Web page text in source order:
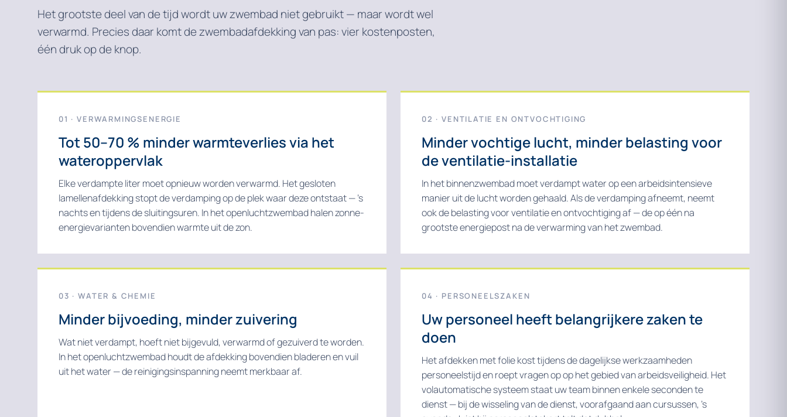
Het grootste deel van de tijd wordt uw zwembad niet gebruikt — maar wordt wel
verwarmd. Precies daar komt de zwembadafdekking van pas: vier kostenposten,
één druk op de knop.
01 · VERWARMINGSENERGIE
Tot 50–70 % minder warmteverlies via het
wateroppervlak
Elke verdampte liter moet opnieuw worden verwarmd. Het gesloten
lamellenafdekking stopt de verdamping op de plek waar deze ontstaat — ’s
nachts en tijdens de sluitingsuren. In het openluchtzwembad halen zonne-
energievarianten bovendien warmte uit de zon.
02 · VENTILATIE EN ONTVOCHTIGING
Minder vochtige lucht, minder belasting voor
de ventilatie-installatie
In het binnenzwembad moet verdampt water op een arbeidsintensieve
manier uit de lucht worden gehaald. Als de verdamping afneemt, neemt
ook de belasting voor ventilatie en ontvochtiging af — de op één na
grootste energiepost na de verwarming van het zwembad.
03 · WATER & CHEMIE
Minder bijvoeding, minder zuivering
Wat niet verdampt, hoeft niet bijgevuld, verwarmd of gezuiverd te worden.
In het openluchtzwembad houdt de afdekking bovendien bladeren en vuil
uit het water — de reinigingsinspanning neemt merkbaar af.
04 · PERSONEELSZAKEN
Uw personeel heeft belangrijkere zaken te
doen
Het afdekken met folie kost tijdens de dagelijkse werkzaamheden
personeelstijd en roept vragen op op het gebied van arbeidsveiligheid. Het
volautomatische systeem staat uw team binnen enkele seconden te
dienst — bij de wisseling van de dienst, voorafgaand aan cursussen, ’s